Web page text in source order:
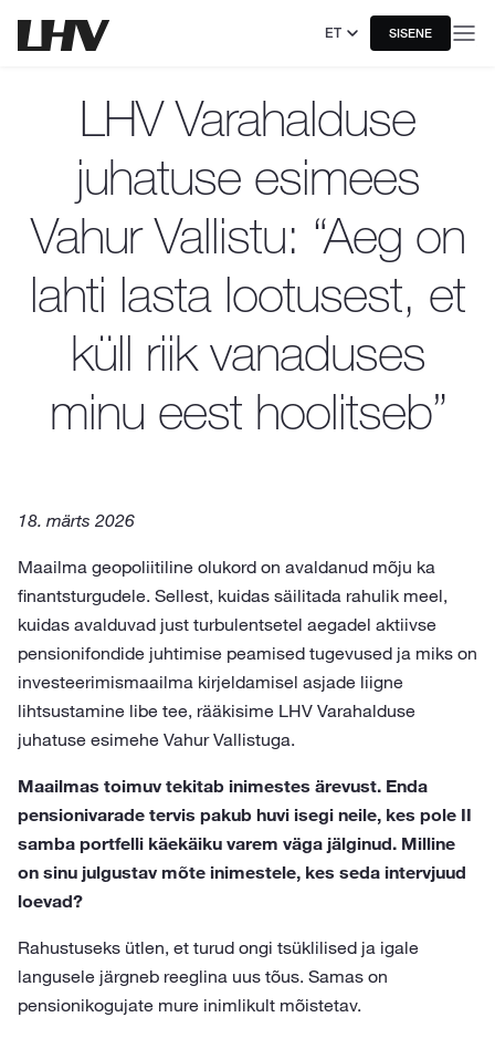
ET SISENE
LHV Varahalduse
juhatuse esimees
Vahur Vallistu: “Aeg on
lahti lasta lootusest, et
küll riik vanaduses
minu eest hoolitseb”
18. märts 2026
Maailma geopoliitiline olukord on avaldanud mõju ka
finantsturgudele. Sellest, kuidas säilitada rahulik meel,
kuidas avalduvad just turbulentsetel aegadel aktiivse
pensionifondide juhtimise peamised tugevused ja miks on
investeerimismaailma kirjeldamisel asjade liigne
lihtsustamine libe tee, rääkisime LHV Varahalduse
juhatuse esimehe Vahur Vallistuga.
Maailmas toimuv tekitab inimestes ärevust. Enda
pensionivarade tervis pakub huvi isegi neile, kes pole II
samba portfelli käekäiku varem väga jälginud. Milline
on sinu julgustav mõte inimestele, kes seda intervjuud
loevad?
Rahustuseks ütlen, et turud ongi tsüklilised ja igale
langusele järgneb reeglina uus tõus. Samas on
pensionikogujate mure inimlikult mõistetav.